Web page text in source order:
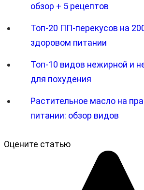
обзор + 5 рецептов
Топ-20 ПП-перекусов на
здоровом питании
Топ-10 видов нежирной и
для похудения
Растительное масло на
питании: обзор видов
Оцените статью